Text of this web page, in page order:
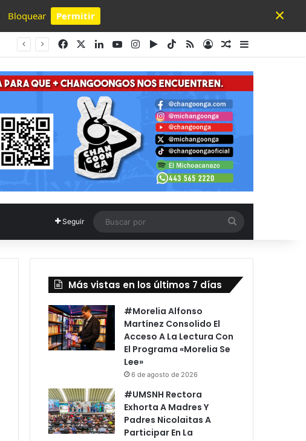
Bloquear Permitir
Powered by SendPulse
×
FacebookLinkedInYouTubeInstagram
Google Play
TikTok
RSSAccesoPublicación al
Barra lateral
Seguir
por
Más vistas en los últimos 7 días
#Morelia Alfonso
Martínez Consolido El
Acceso A La Lectura Con
El Programa «Morelia Se
Lee»
6 de agosto de 2026
#UMSNH Rectora
Exhorta A Madres Y
Padres Nicolaitas A
Participar En La